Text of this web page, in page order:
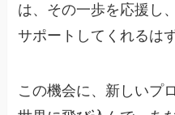
は、その一歩を応援し
サポートしてくれるは
この機会に、新しいプ